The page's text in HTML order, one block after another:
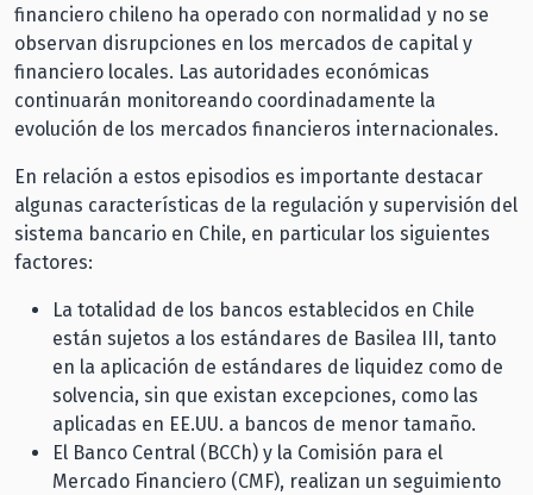
financiero chileno ha operado con normalidad y no se
observan disrupciones en los mercados de capital y
financiero locales. Las autoridades económicas
continuarán monitoreando coordinadamente la
evolución de los mercados financieros internacionales.
En relación a estos episodios es importante destacar
algunas características de la regulación y supervisión del
sistema bancario en Chile, en particular los siguientes
factores:
La totalidad de los bancos establecidos en Chile
están sujetos a los estándares de Basilea III, tanto
en la aplicación de estándares de liquidez como de
solvencia, sin que existan excepciones, como las
aplicadas en EE.UU. a bancos de menor tamaño.
El Banco Central (BCCh) y la Comisión para el
Mercado Financiero (CMF), realizan un seguimiento